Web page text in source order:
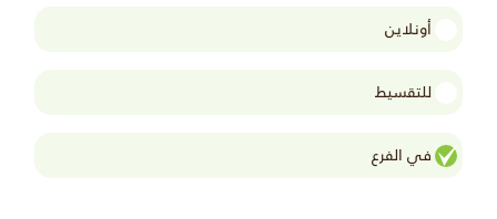
أونلاين
للتقسيط
في الفرع